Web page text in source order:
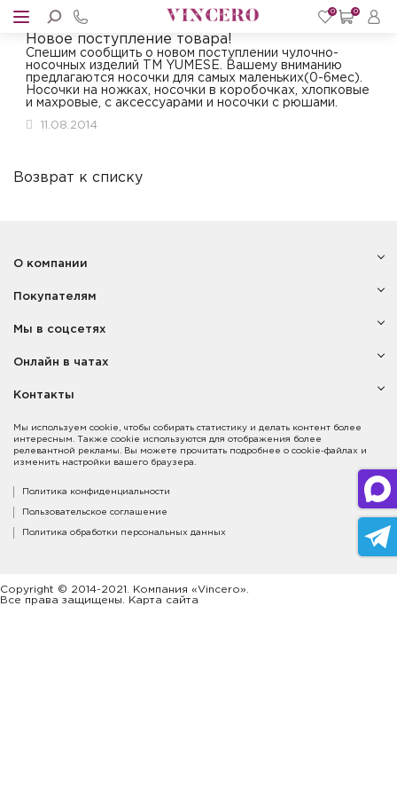
0 0
Новое поступление товара!
Cпешим сообщить о новом поступлении чулочно-
носочных изделий ТМ YUMESE. Вашему вниманию
предлагаются носочки для самых маленьких(0-6мес).
Носочки на ножках, носочки в коробочках, хлопковые
и махровые, с аксессуарами и носочки с рюшами.
11.08.2014
Возврат к списку
Мы используем cookie, чтобы собирать статистику и делать контент более
интересным. Также cookie используются для отображения более
релевантной рекламы. Вы можете прочитать подробнее о cookie-файлах и
изменить настройки вашего браузера.
Политика конфиденциальности
Пользовательское соглашение
Политика обработки персональных данных
Покупателям
О компании
Мы в соцсетях
Онлайн в чатах
Контакты
Copyright © 2014-2021. Компания «Vincero».
Все права защищены. Карта сайта